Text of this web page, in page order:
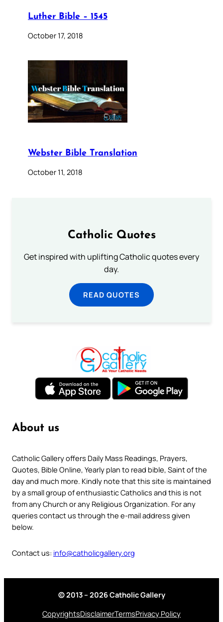
Luther Bible – 1545
October 17, 2018
Webster Bible Translation
October 11, 2018
Catholic Quotes
Get inspired with uplifting Catholic quotes every
day.
READ QUOTES
About us
Catholic Gallery offers Daily Mass Readings, Prayers,
Quotes, Bible Online, Yearly plan to read bible, Saint of the
day and much more. Kindly note that this site is maintained
by a small group of enthusiastic Catholics and this is not
from any Church or any Religious Organization. For any
queries contact us through the e-mail address given
below.
Contact us: info@catholicgallery.org
© 2013 – 2026 Catholic Gallery
CopyrightsDisclaimerTermsPrivacy Policy